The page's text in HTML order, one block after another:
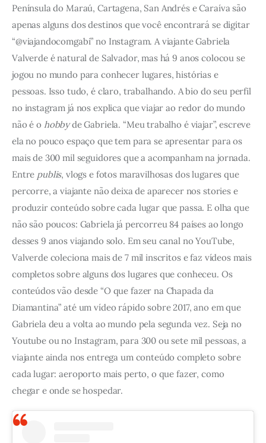
Península do Maraú, Cartagena, San Andrés e Caraíva são
apenas alguns dos destinos que você encontrará se digitar
“@viajandocomgabi” no Instagram. A viajante Gabriela
Valverde é natural de Salvador, mas há 9 anos colocou se
jogou no mundo para conhecer lugares, histórias e
pessoas. Isso tudo, é claro, trabalhando. A bio do seu perfil
no instagram já nos explica que viajar ao redor do mundo
não é o hobby de Gabriela. “Meu trabalho é viajar”, escreve
ela no pouco espaço que tem para se apresentar para os
mais de 300 mil seguidores que a acompanham na jornada.
Entre publis, vlogs e fotos maravilhosas dos lugares que
percorre, a viajante não deixa de aparecer nos stories e
produzir conteúdo sobre cada lugar que passa. E olha que
não são poucos: Gabriela já percorreu 84 países ao longo
desses 9 anos viajando solo. Em seu canal no YouTube,
Valverde coleciona mais de 7 mil inscritos e faz vídeos mais
completos sobre alguns dos lugares que conheceu. Os
conteúdos vão desde “O que fazer na Chapada da
Diamantina” até um vídeo rápido sobre 2017, ano em que
Gabriela deu a volta ao mundo pela segunda vez. Seja no
Youtube ou no Instagram, para 300 ou sete mil pessoas, a
viajante ainda nos entrega um conteúdo completo sobre
cada lugar: aeroporto mais perto, o que fazer, como
chegar e onde se hospedar.